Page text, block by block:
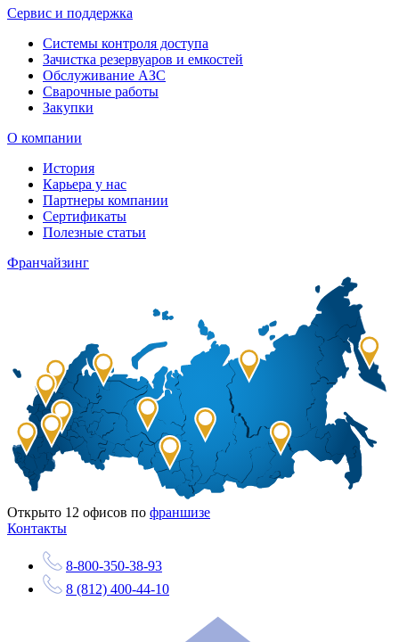
Сервис и поддержка
Системы контроля доступа
Зачистка резервуаров и емкостей
Обслуживание АЗС
Сварочные работы
Закупки
О компании
История
Карьера у нас
Партнеры компании
Сертификаты
Полезные статьи
Франчайзинг
Открыто 12 офисов по франшизе
Контакты
8-800-350-38-93
8 (812) 400-44-10